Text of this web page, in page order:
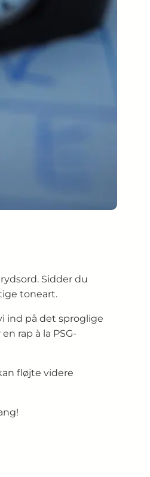
Sidder du
toneart.
ind på det sproglige
rap à la PSG-
fløjte videre